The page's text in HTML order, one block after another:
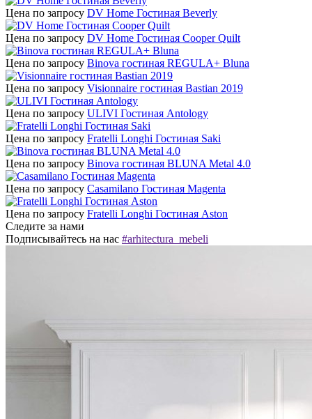
Цена по запросу DV Home Гостиная Beverly
Цена по запросу DV Home Гостиная Cooper Quilt
Цена по запросу Binova гостиная REGULA+ Bluna
Цена по запросу Visionnaire гостиная Bastian 2019
Цена по запросу ULIVI Гостиная Antology
Цена по запросу Fratelli Longhi Гостиная Saki
Цена по запросу Binova гостиная BLUNA Metal 4.0
Цена по запросу Casamilano Гостиная Magenta
Цена по запросу Fratelli Longhi Гостиная Aston
Следите за нами
Подписывайтесь на нас #arhitectura_mebeli